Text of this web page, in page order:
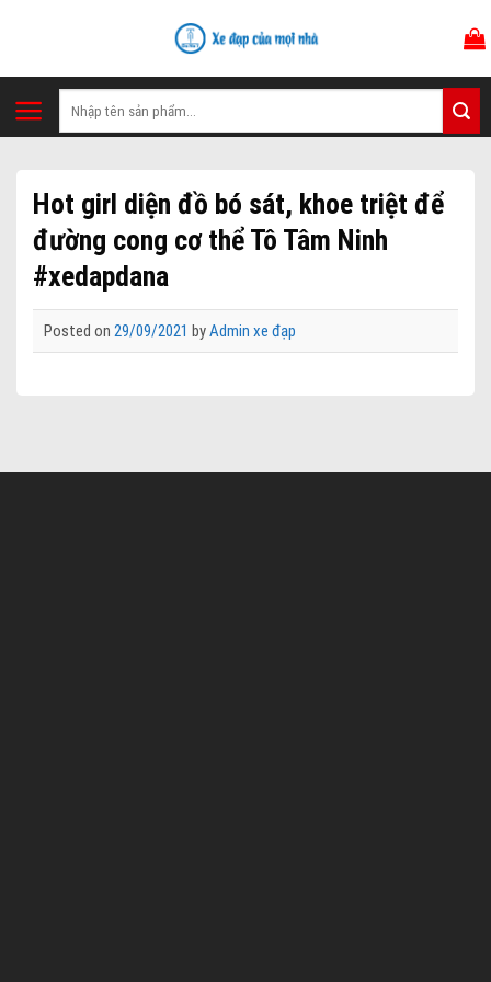
Tìm
kiếm:
Hot girl diện đồ bó sát, khoe triệt để
đường cong cơ thể Tô Tâm Ninh
#xedapdana
Posted on 29/09/2021 byAdmin xe đạp